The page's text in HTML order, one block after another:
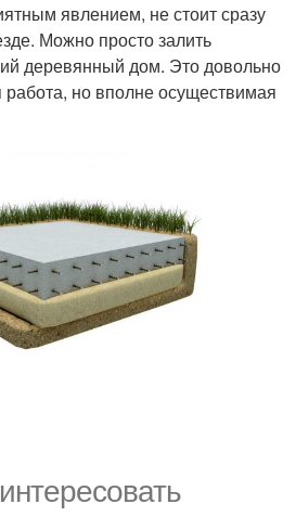
явлением, не стоит сразу
Можно просто залить
деревянный дом. Это довольно
но вполне осуществимая